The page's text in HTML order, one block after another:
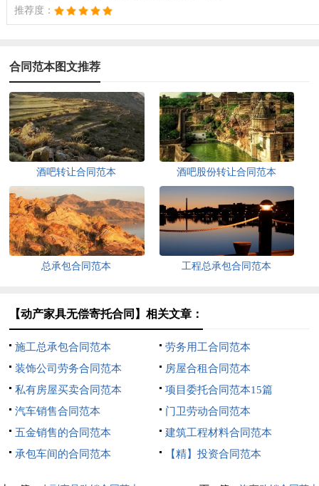
推荐度：
合同范本图文推荐
酒吧转让合同范本 酒吧股份转让合同范本
总承包合同范本 工程总承包合同范本
【动产家具无偿寄托合同】相关文章：
施工总承包合同范本
劳务用工合同范本
装饰公司劳务合同范本
房屋合租合同范本
私有房屋买卖合同范本
项目委托合同范本15篇
汽车销售合同范本
门卫劳动合同范本
五金销售的合同范本
建筑工程材料合同范本
承包车间的合同范本
【精】投资合同范本